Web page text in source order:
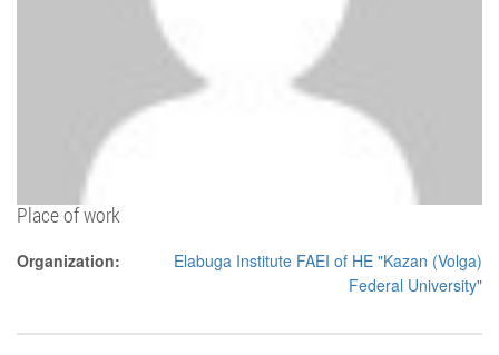
Place of work
Organization:
Elabuga Institute FAEI of HE "Kazan (Volga)
Federal University"